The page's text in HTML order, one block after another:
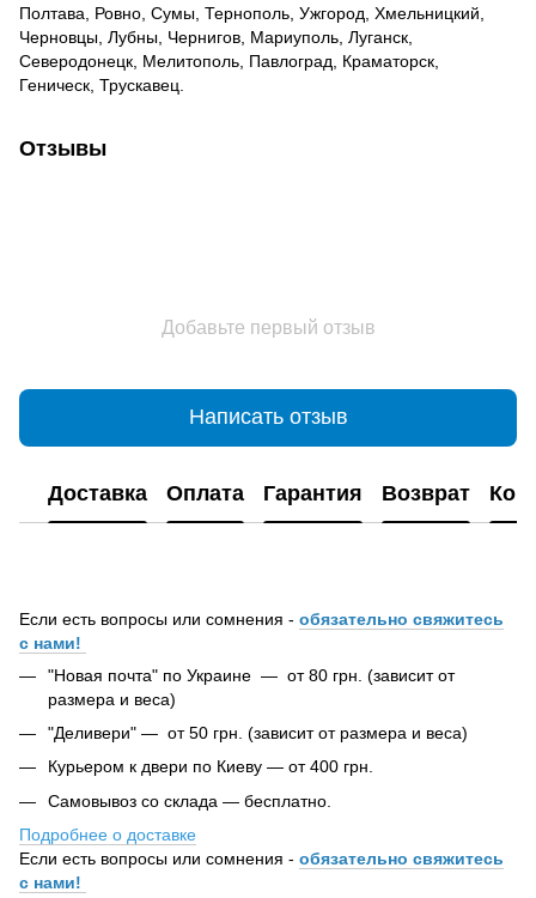
Полтава, Ровно, Сумы, Тернополь, Ужгород, Хмельницкий,
Черновцы, Лубны, Чернигов, Мариуполь, Луганск,
Северодонецк, Мелитополь, Павлоград, Краматорск,
Геническ, Трускавец.
Отзывы
Добавьте первый отзыв
Написать отзыв
Доставка Оплата Гарантия Возврат
Если есть вопросы или сомнения - обязательно свяжитесь
с нами!
"Новая почта" по Украине — от 80 грн. (зависит от
размера и веса)
"Деливери" — от 50 грн. (зависит от размера и веса)
Курьером к двери по Киеву — от 400 грн.
Самовывоз со склада — бесплатно.
Подробнее о доставке
Если есть вопросы или сомнения - обязательно свяжитесь
с нами!